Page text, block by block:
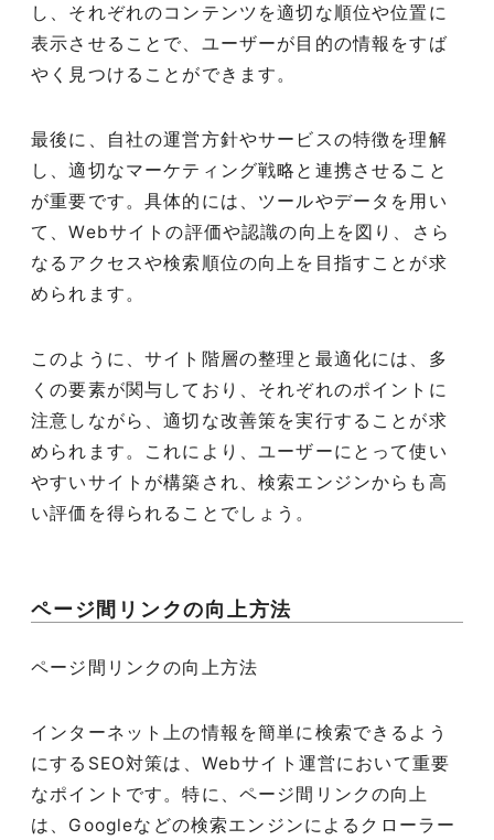
し、それぞれのコンテンツを適切な順位や位置に
表示させることで、ユーザーが目的の情報をすば
やく見つけることができます。
最後に、自社の運営方針やサービスの特徴を理解
し、適切なマーケティング戦略と連携させること
が重要です。具体的には、ツールやデータを用い
て、Webサイトの評価や認識の向上を図り、さら
なるアクセスや検索順位の向上を目指すことが求
められます。
このように、サイト階層の整理と最適化には、多
くの要素が関与しており、それぞれのポイントに
注意しながら、適切な改善策を実行することが求
められます。これにより、ユーザーにとって使い
やすいサイトが構築され、検索エンジンからも高
い評価を得られることでしょう。
ページ間リンクの向上方法
ページ間リンクの向上方法
インターネット上の情報を簡単に検索できるよう
にするSEO対策は、Webサイト運営において重要
なポイントです。特に、ページ間リンクの向上
は、Googleなどの検索エンジンによるクローラー